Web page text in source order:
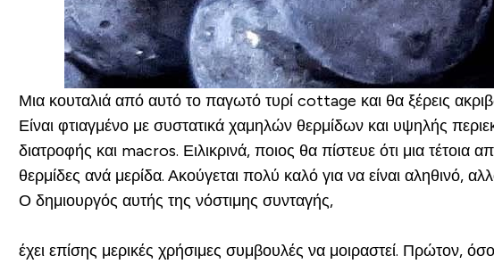
Μια κουταλιά από αυτό το παγωτό τυρί cottage και θα ξέρεις
Είναι φτιαγμένο με συστατικά χαμηλών θερμίδων και υψηλής
διατροφής και macros. Ειλικρινά, ποιος θα πίστευε ότι μια
θερμίδες ανά μερίδα. Ακούγεται πολύ καλό για να είναι αληθινό,
Ο δημιουργός αυτής της νόστιμης συνταγής,
έχει επίσης μερικές χρήσιμες συμβουλές να μοιραστεί. Πρώτον,